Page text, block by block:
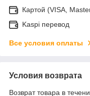
Картой (VISA,
Kaspi перевод
Все условия оплаты
Условия возврата
Возврат товара в